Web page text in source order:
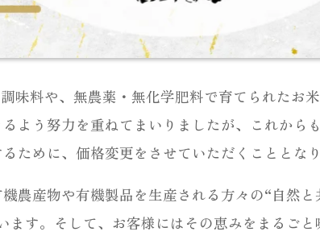
味料や、無農薬・無化学肥料で育てられたお
よう努力を重ねてまいりましたが、これから
ために、価格変更をさせていただくこととなり
機農産物や有機製品を生産される方々の“自然
ます。そして、お客様にはその恵みをまるごと